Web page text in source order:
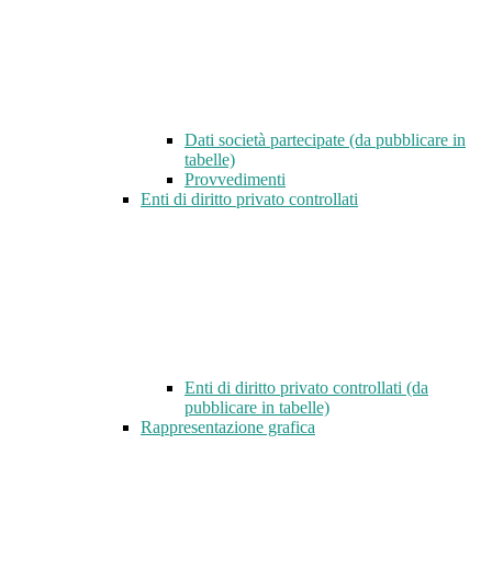
Dati società partecipate (da pubblicare in
tabelle)
Provvedimenti
Enti di diritto privato controllati
Enti di diritto privato controllati (da
pubblicare in tabelle)
Rappresentazione grafica